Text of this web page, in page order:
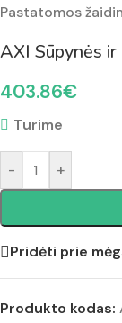
Pastatomos
AXI Sūpynės
403.86€
Turime
- +
Pridėti prie
Produkto kodas: